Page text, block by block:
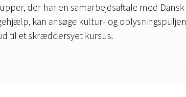
der har en samarbejdsaftale med Dansk
kan ansøge kultur- og oplysningspuljen
til et skræddersyet kursus.